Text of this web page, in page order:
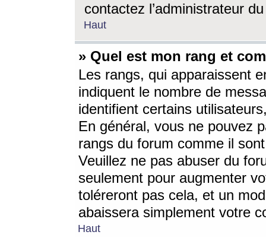
contactez l’administrateur
Haut
» Quel est mon rang et
Les rangs, qui apparaissent
indiquent le nombre de
identifient certains
En général, vous ne pouvez
rangs du forum comme il
Veuillez ne pas abuser du
seulement pour augmenter
toléreront pas cela, et un
abaissera simplement votre
Haut